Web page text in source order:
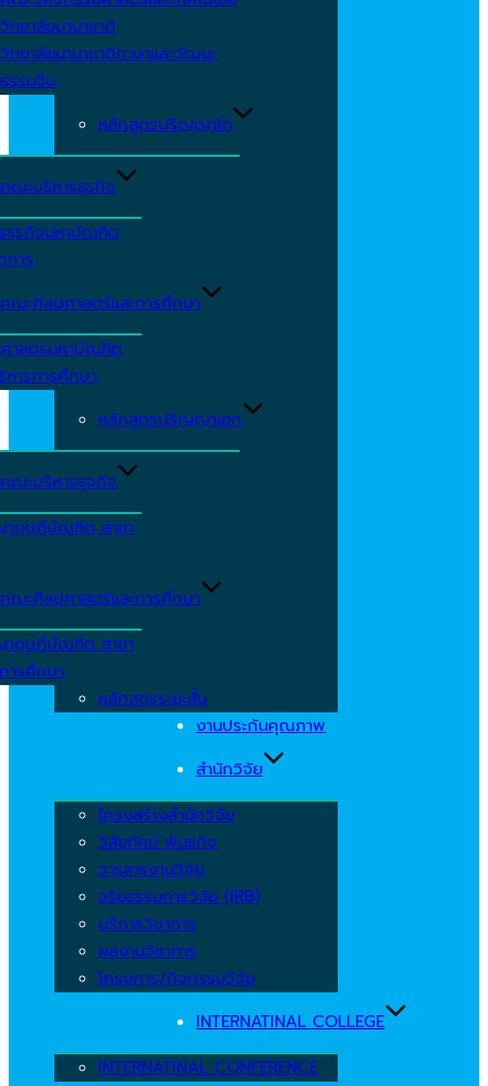
วิทยาลัยนานาชาติ
วิทยาลัยนานาชาติภาษาและวัฒนะ
ธรรมจีน
หลักสูตรปริญญาโท
คณะบริหารธุรกิจ
ธุรกิจมหาบัณฑิต
การ
คณะศิลปศาสตร์และการศึกษา
าสตรมหาบัณฑิต
หารการศึกษา
หลักสูตรปริญญาเอก
คณะบริหารธุจกิจ
ดุษฎีบัณฑิต สาขา
คณะศิลปศาสตร์และการศึกษา
ดุษฎีบัณฑิต สาขา
ารศึกษา
หลักสูตรระยะสั้น
งานประกันคุณภาพ
สำนักวิจัย
โครงสร้างสำนักวิจัย
วิสัยทัศน์ พันธกิจ
วารสารงานวิจัย
จริยธรรมการวิจัย (IRB)
บริการวิชาการ
ผลงานวิชาการ
โครงการ/กิจกรรมวิจัย
INTERNATINAL COLLEGE
INTERNATINAL CONFERENCE